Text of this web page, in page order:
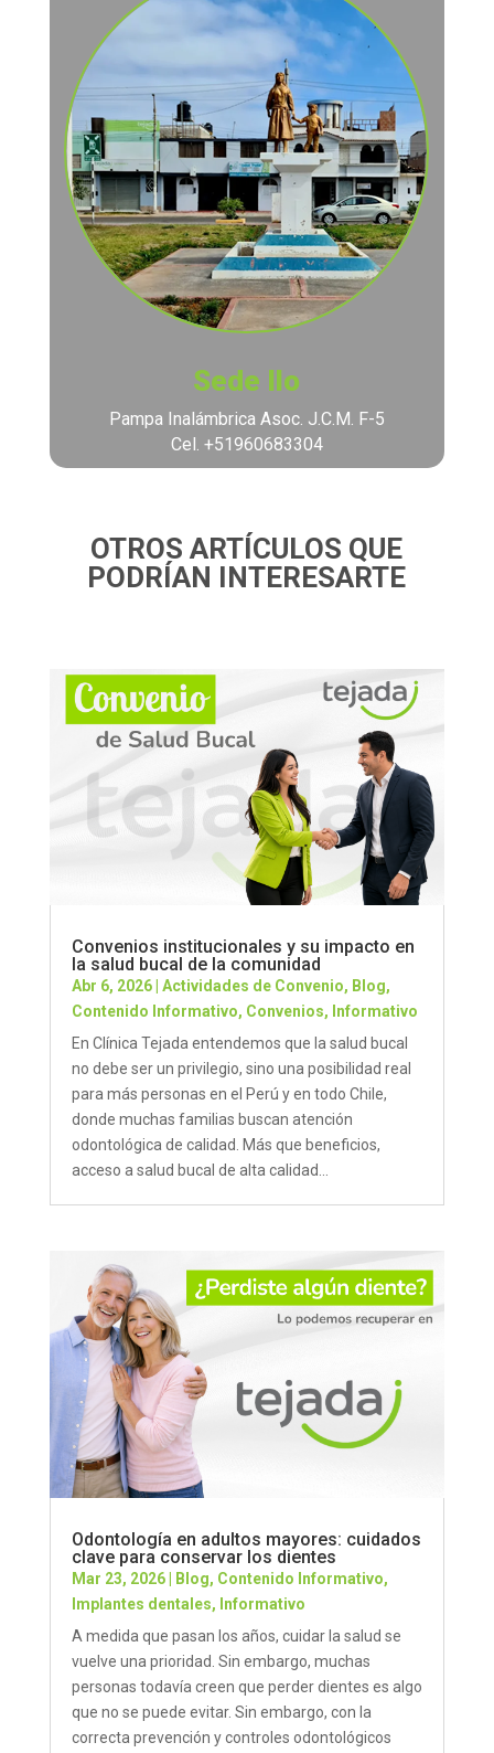
Sede Ilo
Pampa Inalámbrica Asoc. J.C.M. F-5
Cel. +51960683304
OTROS ARTÍCULOS QUE
PODRÍAN INTERESARTE
Convenios institucionales y su impacto en
la salud bucal de la comunidad
Abr 6, 2026| Actividades de Convenio, Blog,
Contenido Informativo, Convenios, Informativo
En Clínica Tejada entendemos que la salud bucal
no debe ser un privilegio, sino una posibilidad real
para más personas en el Perú y en todo Chile,
donde muchas familias buscan atención
odontológica de calidad. Más que beneficios,
acceso a salud bucal de alta calidad...
Odontología en adultos mayores: cuidados
clave para conservar los dientes
Mar 23, 2026| Blog, Contenido Informativo,
Implantes dentales, Informativo
A medida que pasan los años, cuidar la salud se
vuelve una prioridad. Sin embargo, muchas
personas todavía creen que perder dientes es algo
que no se puede evitar. Sin embargo, con la
correcta prevención y controles odontológicos